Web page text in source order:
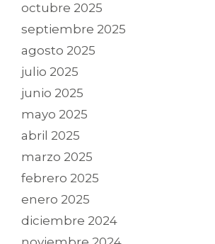
octubre 2025
septiembre 2025
agosto 2025
julio 2025
junio 2025
mayo 2025
abril 2025
marzo 2025
febrero 2025
enero 2025
diciembre 2024